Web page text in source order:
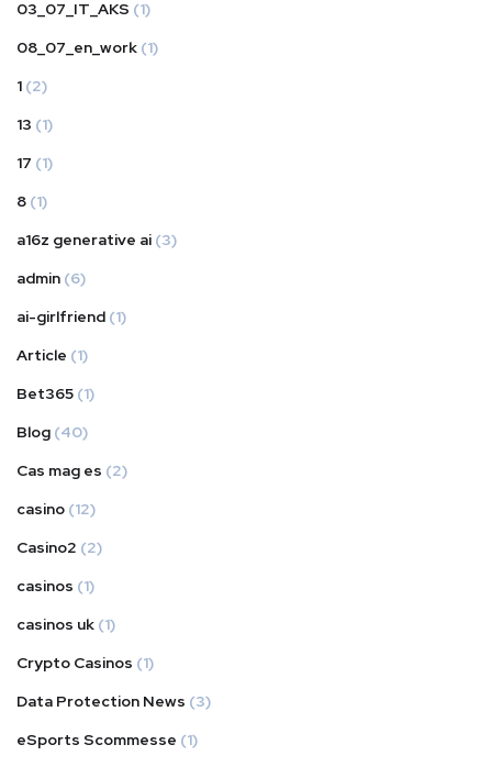
03_07_IT_AKS (1)
08_07_en_work (1)
1 (2)
13 (1)
17 (1)
8 (1)
a16z generative ai (3)
admin (6)
ai-girlfriend (1)
Article (1)
Bet365 (1)
Blog (40)
Cas mag es (2)
casino (12)
Casino2 (2)
casinos (1)
casinos uk (1)
Crypto Casinos (1)
Data Protection News (3)
eSports Scommesse (1)